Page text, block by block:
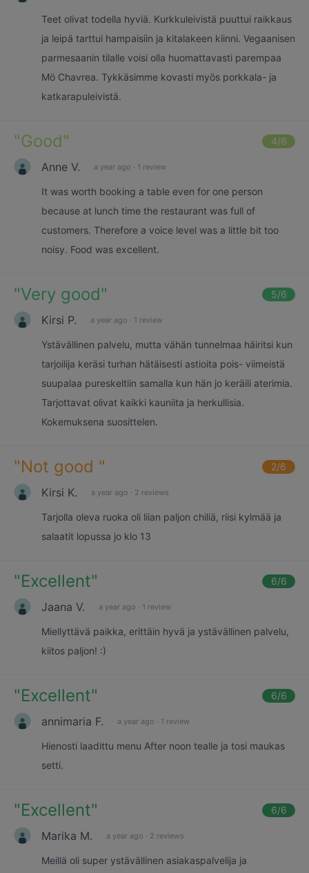
Teet olivat todella hyviä. Kurkkuleivistä puuttui raikkaus
ja leipä tarttui hampaisiin ja kitalakeen kiinni. Vegaanisen
parmesaanin tilalle voisi olla huomattavasti parempaa
Mö Chavrea. Tykkäsimme kovasti myös porkkala- ja
katkarapuleivistä.
"Good" 4/6
Anne V. a year ago · 1 review
It was worth booking a table even for one person
because at lunch time the restaurant was full of
customers. Therefore a voice level was a little bit too
noisy. Food was excellent.
"Very good" 5/6
Kirsi P. a year ago · 1 review
Ystävällinen palvelu, mutta vähän tunnelmaa häiritsi kun
tarjoilija keräsi turhan hätäisesti astioita pois- viimeistä
suupalaa pureskeltiin samalla kun hän jo keräili aterimia.
Tarjottavat olivat kaikki kauniita ja herkullisia.
Kokemuksena suosittelen.
"Not good " 2/6
Kirsi K. a year ago · 2 reviews
Tarjolla oleva ruoka oli liian paljon chiliä, riisi kylmää ja
salaatit lopussa jo klo 13
"Excellent" 6/6
Jaana V. a year ago · 1 review
Miellyttävä paikka, erittäin hyvä ja ystävällinen palvelu,
kiitos paljon! :)
"Excellent" 6/6
annimaria F. a year ago · 1 review
Hienosti laadittu menu After noon tealle ja tosi maukas
setti.
"Excellent" 6/6
Marika M. a year ago · 2 reviews
Meillä oli super ystävällinen asiakaspalvelija ja